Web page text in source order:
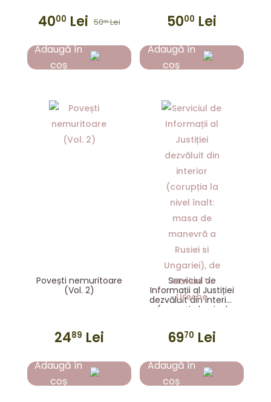
5000 Lei
Prețul
inițial
4000 LeiPrețul
curent
este:
Adaugă în
coș
5000 Lei
Adaugă în
coș
Povești nemuritoare
(Vol. 2)
2489 Lei
Adaugă în
coș
Serviciul de
Informații al Justiției
dezvăluit din interior
(corupția la nivel
manevră a Rusiei si
Ungariei), de Marian
6970 Lei
Adaugă în
coș